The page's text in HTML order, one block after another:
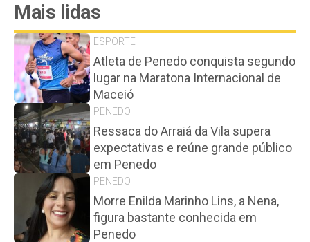
Mais lidas
ESPORTE
Atleta de Penedo conquista segundo
lugar na Maratona Internacional de
Maceió
PENEDO
Ressaca do Arraiá da Vila supera
expectativas e reúne grande público
em Penedo
PENEDO
Morre Enilda Marinho Lins, a Nena,
figura bastante conhecida em
Penedo